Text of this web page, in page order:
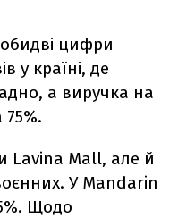
обидві цифри
у країні, де
а виручка на
Lavina Mall, але й
У Mandarin
Щодо